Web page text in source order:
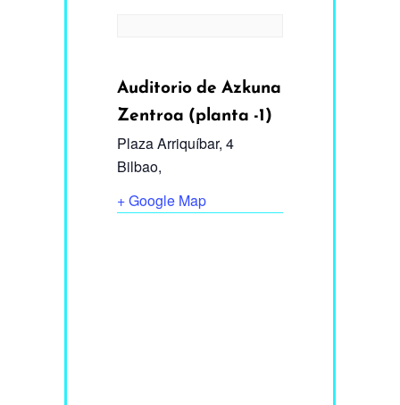
Auditorio de Azkuna
Zentroa (planta -1)
Plaza Arriquíbar, 4
Bilbao,
+ Google Map